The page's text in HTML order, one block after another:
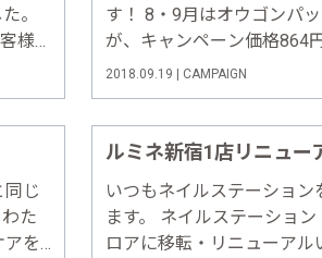
。
様
し
す！ 8・9月はオウゴンパ
が、キャンペーン価格864
ットどちらも同価格 期間
もできます。 ［医薬部外
2018.09.19 | CAMPAIGN
じ
た
を
ルミネ新宿1店リニュー
いつもネイルステーショ
ます。 ネイルステーショ
ロアに移転・リニューア